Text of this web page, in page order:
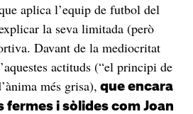
aplica l’equip de futbol del
la seva limitada (però
Davant de la mediocritat
actituds (“el principi de
més grisa), que encara
i sòlides com Joan